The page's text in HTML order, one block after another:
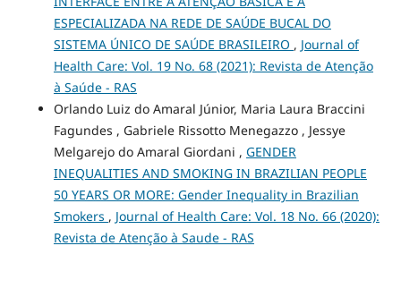
ESPECIALIZADA NA REDE DE SAÚDE BUCAL DO
SISTEMA ÚNICO DE SAÚDE BRASILEIRO , Journal of
Health Care: Vol. 19 No. 68 (2021): Revista de Atenção
à Saúde - RAS
Orlando Luiz do Amaral Júnior, Maria Laura Braccini
Fagundes , Gabriele Rissotto Menegazzo , Jessye
Melgarejo do Amaral Giordani , GENDER
INEQUALITIES AND SMOKING IN BRAZILIAN PEOPLE
50 YEARS OR MORE: Gender Inequality in Brazilian
Smokers , Journal of Health Care: Vol. 18 No. 66 (2020):
Revista de Atenção à Saude - RAS